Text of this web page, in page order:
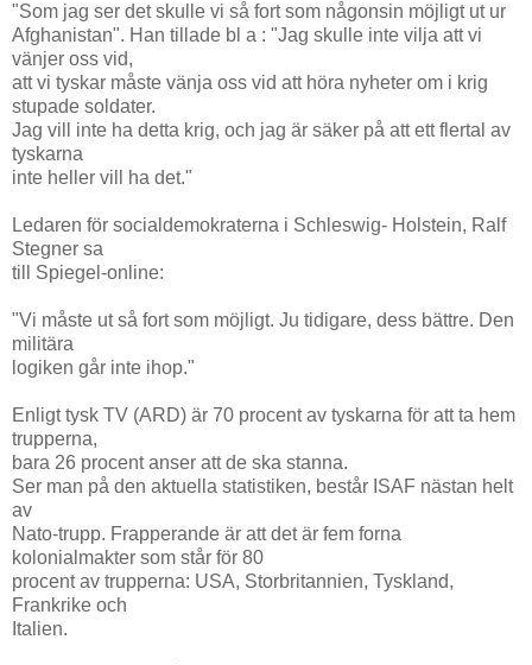
"Som jag ser det skulle vi så fort som någonsin möjligt ut ur
Afghanistan". Han tillade bl a : "Jag skulle inte vilja att vi
vänjer oss vid,
att vi tyskar måste vänja oss vid att höra nyheter om i krig
stupade soldater.
Jag vill inte ha detta krig, och jag är säker på att ett flertal av
tyskarna
inte heller vill ha det."
Ledaren för socialdemokraterna i Schleswig- Holstein, Ralf
Stegner sa
till Spiegel-online:
"Vi måste ut så fort som möjligt. Ju tidigare, dess bättre. Den
militära
logiken går inte ihop."
Enligt tysk TV (ARD) är 70 procent av tyskarna för att ta hem
trupperna,
bara 26 procent anser att de ska stanna.
Ser man på den aktuella statistiken, består ISAF nästan helt
av
Nato-trupp. Frapperande är att det är fem forna
kolonialmakter som står för 80
procent av trupperna: USA, Storbritannien, Tyskland,
Frankrike och
Italien.